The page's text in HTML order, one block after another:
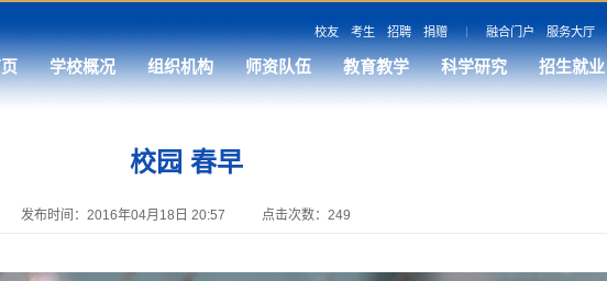
校友 考生 招聘 捐赠 融合门户 服务大厅
学校概况 组织机构 师资队伍 教育教学 科学研究 招生就业
校园 春早
发布时间：2016年04月18日 20:57 点击次数： 249